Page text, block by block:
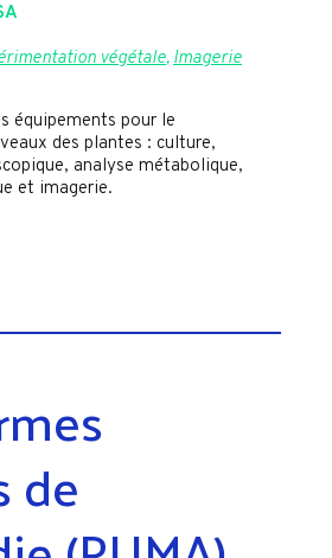
végétale, Imagerie
équipements pour le
des plantes : culture,
analyse métabolique,
et imagerie.
de